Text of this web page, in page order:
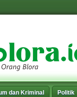
dan Kriminal Politik